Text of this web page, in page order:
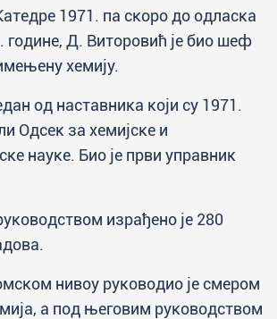
1971. па скоро до одласка
године, Д. Виторовић је био шеф
хемију.
од наставника који су 1971.
Одсек за хемијске и
науке. Био је први управник
израђено је 280
нивоу руководио је смером
а под његовим руководством